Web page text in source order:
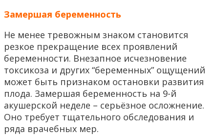
Замершая беременность
Не менее тревожным знаком становится
резкое прекращение всех проявлений
беременности. Внезапное исчезновение
токсикоза и других “беременных” ощущений
может быть признаком остановки развития
плода. Замершая беременность на 9-й
акушерской неделе – серьёзное осложнение.
Оно требует тщательного обследования и
ряда врачебных мер.